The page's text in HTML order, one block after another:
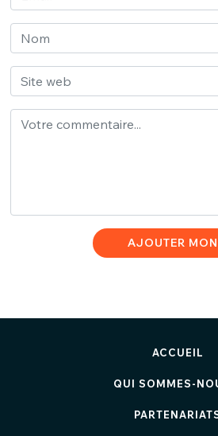
AJOUTER
ACCUEIL
QUI SOMMES-